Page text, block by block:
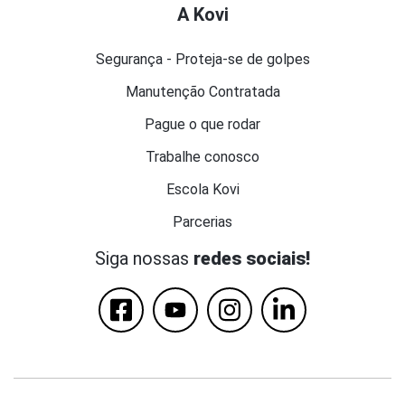
A Kovi
Segurança - Proteja-se de golpes
Manutenção Contratada
Pague o que rodar
Trabalhe conosco
Escola Kovi
Parcerias
Siga nossas redes sociais!